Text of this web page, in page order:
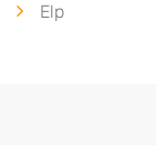
Elp